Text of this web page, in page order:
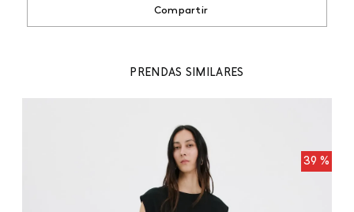
Compartir
PRENDAS SIMILARES
39 %